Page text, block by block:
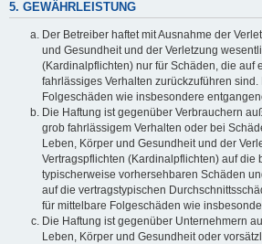
5. GEWÄHRLEISTUNG
Der Betreiber haftet mit Ausnahme der
und Gesundheit und der Verletzung
(Kardinalpflichten) nur für Schäden, die auf
fahrlässiges Verhalten zurückzuführen
Folgeschäden wie insbesondere
Die Haftung ist gegenüber Verbrauchern
grob fahrlässigem Verhalten oder bei
Leben, Körper und Gesundheit und der
Vertragspflichten (Kardinalpflichten) auf die
typischerweise vorhersehbaren Schäden
auf die vertragstypischen
für mittelbare Folgeschäden wie
Die Haftung ist gegenüber Unternehmern
Leben, Körper und Gesundheit oder